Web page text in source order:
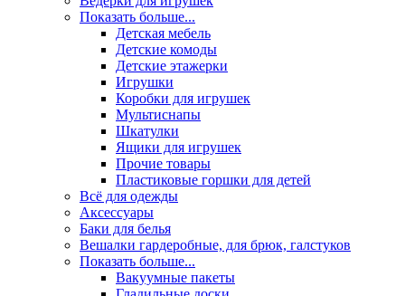
Показать больше...
Детская мебель
Детские комоды
Детские этажерки
Игрушки
Коробки для игрушек
Мультиснапы
Шкатулки
Ящики для игрушек
Прочие товары
Пластиковые горшки для детей
Всё для одежды
Аксессуары
Баки для белья
Вешалки гардеробные, для брюк, галстуков
Показать больше...
Вакуумные пакеты